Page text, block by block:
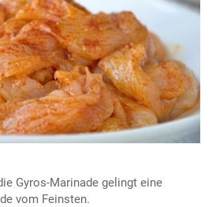
Gyros-Marinade gelingt eine
vom Feinsten.